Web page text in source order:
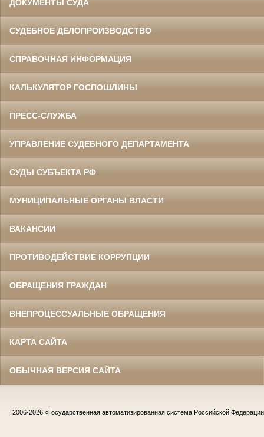
ДОКУМЕНТЫ СУДА
СУДЕБНОЕ ДЕЛОПРОИЗВОДСТВО
СПРАВОЧНАЯ ИНФОРМАЦИЯ
КАЛЬКУЛЯТОР ГОСПОШЛИНЫ
ПРЕСС-СЛУЖБА
УПРАВЛЕНИЕ СУДЕБНОГО ДЕПАРТАМЕНТА
СУДЫ СУБЪЕКТА РФ
МУНИЦИПАЛЬНЫЕ ОРГАНЫ ВЛАСТИ
ВАКАНСИИ
ПРОТИВОДЕЙСТВИЕ КОРРУПЦИИ
ОБРАЩЕНИЯ ГРАЖДАН
ВНЕПРОЦЕССУАЛЬНЫЕ ОБРАЩЕНИЯ
КАРТА САЙТА
ОБЫЧНАЯ ВЕРСИЯ САЙТА
2006-2026 «Государственная автоматизированная система Российской